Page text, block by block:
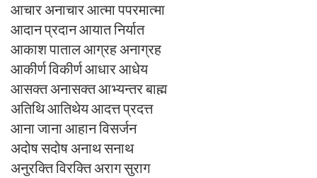
आचार अनाचार आत्मा पपरमात्मा
आदान प्रदान आयात निर्यात
आकाश पाताल आग्रह अनाग्रह
आकीर्ण विकीर्ण आधार आधेय
आसक्त अनासक्त आभ्यन्तर बाह्म
अतिथि आतिथेय आदत्त प्रदत्त
आना जाना आहान विसर्जन
अदोष सदोष अनाथ सनाथ
अनुरक्ति विरक्ति अराग सुराग